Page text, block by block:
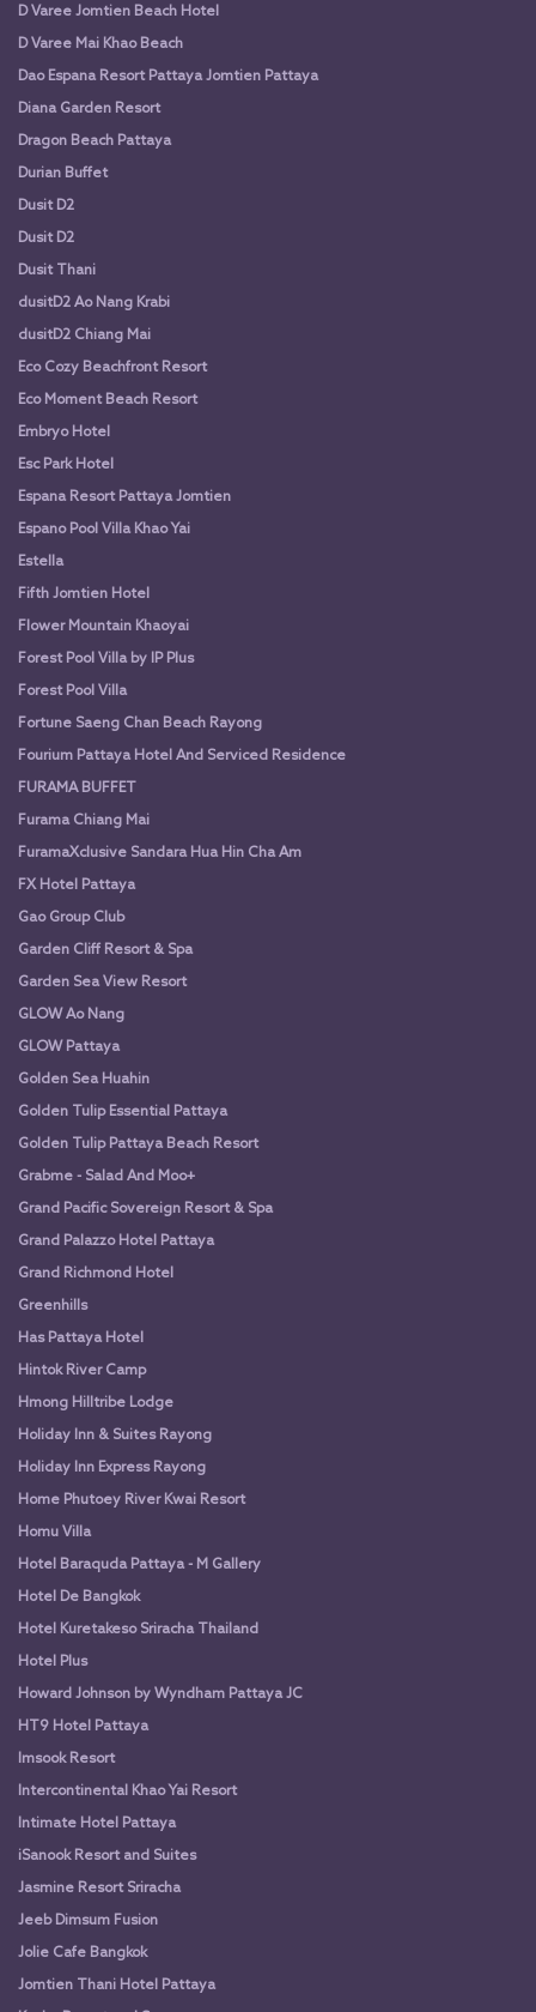
D Varee Jomtien Beach Hotel
D Varee Mai Khao Beach
Dao Espana Resort Pattaya Jomtien Pattaya
Diana Garden Resort
Dragon Beach Pattaya
Durian Buffet
Dusit D2
Dusit D2
Dusit Thani
dusitD2 Ao Nang Krabi
dusitD2 Chiang Mai
Eco Cozy Beachfront Resort
Eco Moment Beach Resort
Embryo Hotel
Esc Park Hotel
Espana Resort Pattaya Jomtien
Espano Pool Villa Khao Yai
Estella
Fifth Jomtien Hotel
Flower Mountain Khaoyai
Forest Pool Villa by IP Plus
Forest Pool Villa
Fortune Saeng Chan Beach Rayong
Fourium Pattaya Hotel And Serviced Residence
FURAMA BUFFET
Furama Chiang Mai
FuramaXclusive Sandara Hua Hin Cha Am
FX Hotel Pattaya
Gao Group Club
Garden Cliff Resort & Spa
Garden Sea View Resort
GLOW Ao Nang
GLOW Pattaya
Golden Sea Huahin
Golden Tulip Essential Pattaya
Golden Tulip Pattaya Beach Resort
Grabme - Salad And Moo+
Grand Pacific Sovereign Resort & Spa
Grand Palazzo Hotel Pattaya
Grand Richmond Hotel
Greenhills
Has Pattaya Hotel
Hintok River Camp
Hmong Hilltribe Lodge
Holiday Inn & Suites Rayong
Holiday Inn Express Rayong
Home Phutoey River Kwai Resort
Homu Villa
Hotel Baraquda Pattaya - M Gallery
Hotel De Bangkok
Hotel Kuretakeso Sriracha Thailand
Hotel Plus
Howard Johnson by Wyndham Pattaya JC
HT9 Hotel Pattaya
Imsook Resort
Intercontinental Khao Yai Resort
Intimate Hotel Pattaya
iSanook Resort and Suites
Jasmine Resort Sriracha
Jeeb Dimsum Fusion
Jolie Cafe Bangkok
Jomtien Thani Hotel Pattaya